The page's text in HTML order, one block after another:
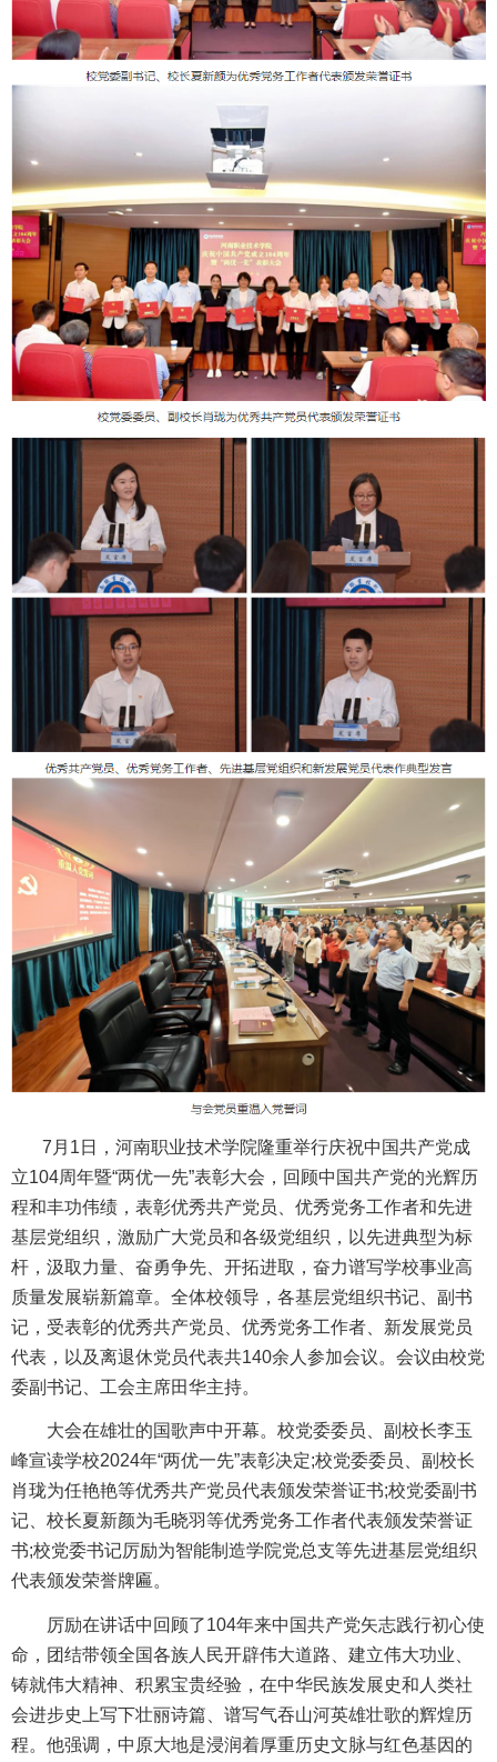
7月1日，河南职业技术学院隆重举行庆祝中国共产党成
立104周年暨“两优一先”表彰大会，回顾中国共产党的光辉历
程和丰功伟绩，表彰优秀共产党员、优秀党务工作者和先进
基层党组织，激励广大党员和各级党组织，以先进典型为标
杆，汲取力量、奋勇争先、开拓进取，奋力谱写学校事业高
质量发展崭新篇章。全体校领导，各基层党组织书记、副书
记，受表彰的优秀共产党员、优秀党务工作者、新发展党员
代表，以及离退休党员代表共140余人参加会议。会议由校党
委副书记、工会主席田华主持。
大会在雄壮的国歌声中开幕。校党委委员、副校长李玉
峰宣读学校2024年“两优一先”表彰决定;校党委委员、副校长
肖珑为任艳艳等优秀共产党员代表颁发荣誉证书;校党委副书
记、校长夏新颜为毛晓羽等优秀党务工作者代表颁发荣誉证
书;校党委书记厉励为智能制造学院党总支等先进基层党组织
代表颁发荣誉牌匾。
厉励在讲话中回顾了104年来中国共产党矢志践行初心使
命，团结带领全国各族人民开辟伟大道路、建立伟大功业、
铸就伟大精神、积累宝贵经验，在中华民族发展史和人类社
会进步史上写下壮丽诗篇、谱写气吞山河英雄壮歌的辉煌历
程。他强调，中原大地是浸润着厚重历史文脉与红色基因的